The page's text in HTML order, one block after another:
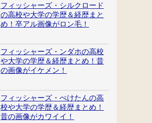
フィッシャーズ・シルクロード
の高校や大学の学歴＆経歴まと
め！卒アル画像がロン毛！
フィッシャーズ・ンダホの高校
や大学の学歴＆経歴まとめ！昔
の画像がイケメン！
フィッシャーズ・ぺけたんの高
校や大学の学歴＆経歴まとめ！
昔の画像がカワイイ！